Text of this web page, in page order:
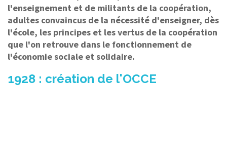
l'enseignement et de militants de la coopération,
adultes convaincus de la nécessité d'enseigner, dès
l'école, les principes et les vertus de la coopération
que l'on retrouve dans le fonctionnement de
l'économie sociale et solidaire.
1928 : création de l'OCCE